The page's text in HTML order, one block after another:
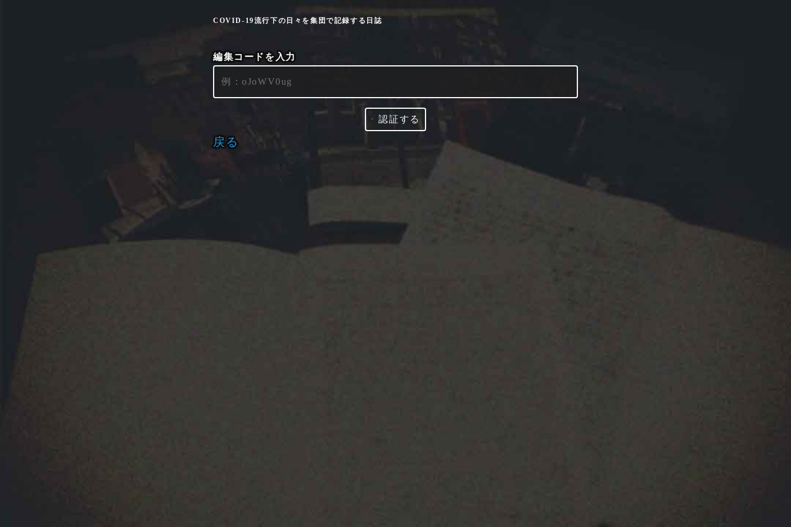
COVID-19流行下の日々を集団で記録する日誌
編集コードを入力
‣ 認証する
戻る